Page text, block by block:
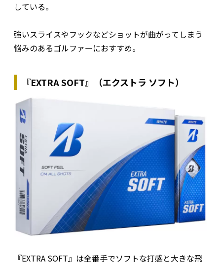
している。
強いスライスやフックなどショットが曲がってしまう
悩みのあるゴルファーにおすすめ。
『EXTRA SOFT』（エクストラ ソフト）
『EXTRA SOFT』は全番手でソフトな打感と大きな飛